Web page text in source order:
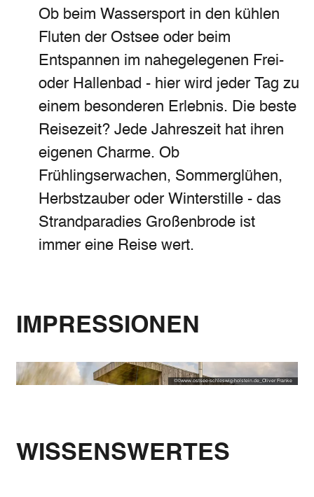
Ob beim Wassersport in den kühlen
Fluten der Ostsee oder beim
Entspannen im nahegelegenen Frei-
oder Hallenbad - hier wird jeder Tag zu
einem besonderen Erlebnis. Die beste
Reisezeit? Jede Jahreszeit hat ihren
eigenen Charme. Ob
Frühlingserwachen, Sommerglühen,
Herbstzauber oder Winterstille - das
Strandparadies Großenbrode ist
immer eine Reise wert.
IMPRESSIONEN
©©www.ostsee-schleswig-holstein.de_Oliver Franke
WISSENSWERTES